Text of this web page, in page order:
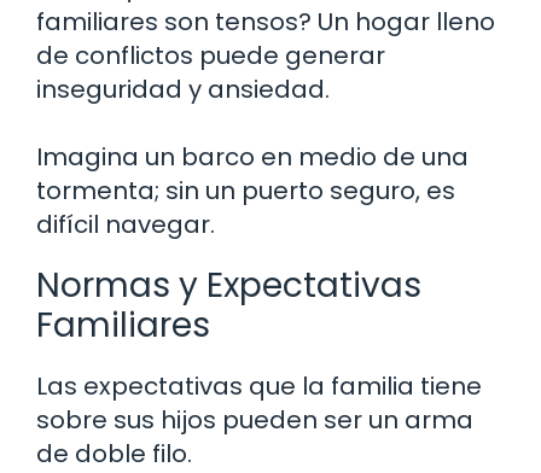
familiares son tensos? Un hogar lleno
de conflictos puede generar
inseguridad y ansiedad.
Imagina un barco en medio de una
tormenta; sin un puerto seguro, es
difícil navegar.
Normas y Expectativas
Familiares
Las expectativas que la familia tiene
sobre sus hijos pueden ser un arma
de doble filo.